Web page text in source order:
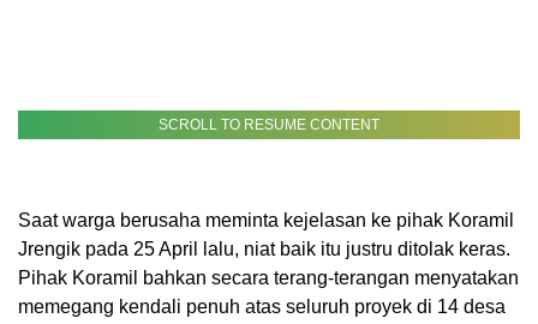
SCROLL TO RESUME CONTENT
Saat warga berusaha meminta kejelasan ke pihak Koramil
Jrengik pada 25 April lalu, niat baik itu justru ditolak keras.
Pihak Koramil bahkan secara terang-terangan menyatakan
memegang kendali penuh atas seluruh proyek di 14 desa